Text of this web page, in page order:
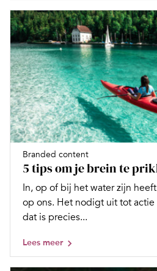
Branded content
5 tips om je brein te
In, op of bij het water zijn
op ons. Het nodigt uit tot actie
dat is precies...
Lees meer